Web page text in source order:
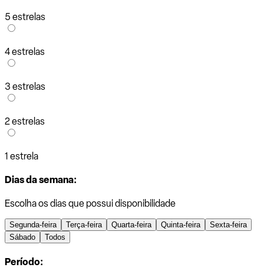
5 estrelas
4 estrelas
3 estrelas
2 estrelas
1 estrela
Dias da semana:
Escolha os dias que possui disponibilidade
Segunda-feira Terça-feira Quarta-feira Quinta-feira
Sexta-feira
Sábado
Todos
Período: